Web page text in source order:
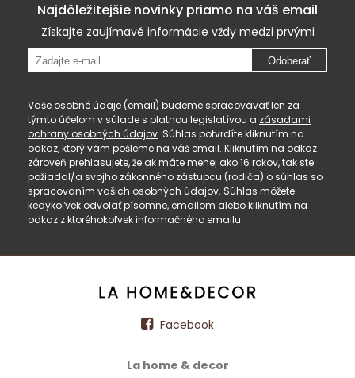
Najdôležitejšie novinky priamo na váš email
Získajte zaujímavé informácie vždy medzi prvými
Odoberať
Vaše osobné údaje (email) budeme spracovávať len za
týmto účelom v súlade s platnou legislatívou a zásadami
ochrany osobných údajov. Súhlas potvrdíte kliknutím na
odkaz, ktorý vám pošleme na váš email. Kliknutím na odkaz
zároveň prehlasujete, že ak máte menej ako 16 rokov, tak ste
požiadal/a svojho zákonného zástupcu (rodiča) o súhlas so
spracovaním vašich osobných údajov. Súhlas môžete
kedykoľvek odvolať písomne, emailom alebo kliknutím na
odkaz z ktoréhokoľvek informačného emailu.
Facebook
La home & decor